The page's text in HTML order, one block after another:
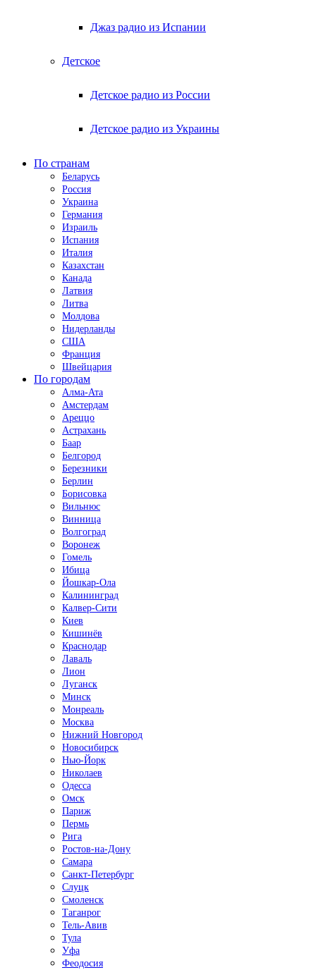
Джаз радио из Испании
Детское
Детское радио из России
Детское радио из Украины
По странам
Беларусь
Россия
Украина
Германия
Израиль
Испания
Италия
Казахстан
Канада
Латвия
Литва
Молдова
Нидерланды
США
Франция
Швейцария
По городам
Алма-Ата
Амстердам
Ареццо
Астрахань
Баар
Белгород
Березники
Берлин
Борисовка
Вильнюс
Винница
Волгоград
Воронеж
Гомель
Ибица
Йошкар-Ола
Калининград
Калвер-Сити
Киев
Кишинёв
Краснодар
Лаваль
Лион
Луганск
Минск
Монреаль
Москва
Нижний Новгород
Новосибирск
Нью-Йорк
Николаев
Одесса
Омск
Париж
Пермь
Рига
Ростов-на-Дону
Самара
Санкт-Петербург
Слуцк
Смоленск
Таганрог
Тель-Авив
Тула
Уфа
Феодосия